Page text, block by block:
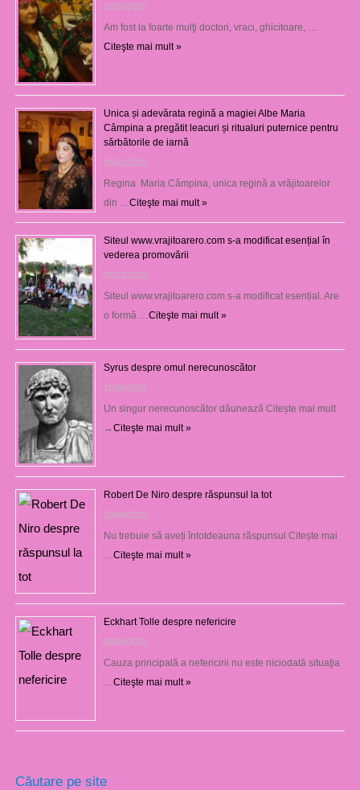
12/03/2025
Am fost la foarte mulţi doctori, vraci, ghicitoare, …
Citeşte mai mult »
Unica și adevărata regină a magiei Albe Maria
Câmpina a pregătit leacuri și ritualuri puternice pentru
sărbătorile de iarnă
26/12/2023
Regina Maria Câmpina, unica regină a vrăjitoarelor
din … Citeşte mai mult »
Siteul www.vrajitoarero.com s-a modificat esențial în
vederea promovării
07/12/2023
Siteul www.vrajitoarero.com s-a modificat esențial. Are
o formă … Citeşte mai mult »
Syrus despre omul nerecunoscător
11/09/2023
Un singur nerecunoscător dăunează Citește mai mult
→Citeşte mai mult »
Robert De Niro despre răspunsul la tot
10/09/2023
Nu trebuie să aveți întotdeauna răspunsul Citește mai
Citeşte mai mult »
Eckhart Tolle despre nefericire
09/09/2023
Cauza principală a nefericirii nu este niciodată situaţia
Citeşte mai mult »
Căutare pe site